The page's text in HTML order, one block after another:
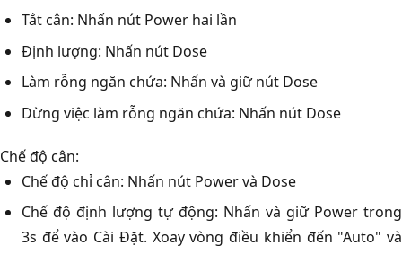
Tắt cân: Nhấn nút Power hai lần
Định lượng: Nhấn nút Dose
Làm rỗng ngăn chứa: Nhấn và giữ nút Dose
Dừng việc làm rỗng ngăn chứa: Nhấn nút Dose
Chế độ cân:
Chế độ chỉ cân: Nhấn nút Power và Dose
Chế độ định lượng tự động: Nhấn và giữ Power trong
3s để vào Cài Đặt. Xoay vòng điều khiển đến "Auto" và